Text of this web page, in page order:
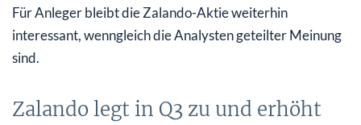
Für Anleger bleibt die Zalando-Aktie weiterhin
interessant, wenngleich die Analysten geteilter Meinung
sind.
Zalando legt in Q3 zu und erhöht